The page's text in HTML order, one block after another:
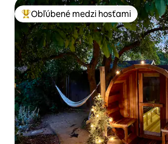
Najobľúbenejšie medzi hosťami
Obľúbené medzi hosťami